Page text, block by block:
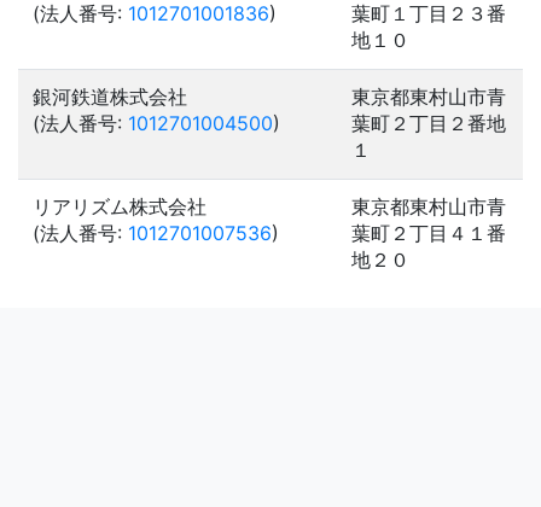
(法人番号: 1012701001836)
葉町１丁目２３番
地１０
銀河鉄道株式会社
(法人番号: 1012701004500)
東京都東村山市青
葉町２丁目２番地
１
リアリズム株式会社
(法人番号: 1012701007536)
東京都東村山市青
葉町２丁目４１番
地２０